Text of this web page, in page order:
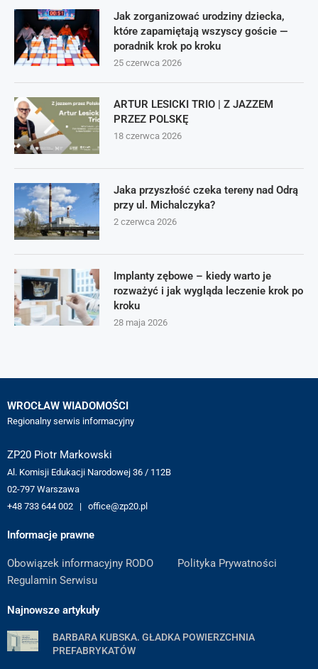
Jak zorganizować urodziny dziecka,
które zapamiętają wszyscy goście —
poradnik krok po kroku
25 czerwca 2026
ARTUR LESICKI TRIO | Z JAZZEM
PRZEZ POLSKĘ
18 czerwca 2026
Jaka przyszłość czeka tereny nad Odrą
przy ul. Michalczyka?
2 czerwca 2026
Implanty zębowe – kiedy warto je
rozważyć i jak wygląda leczenie krok po
kroku
28 maja 2026
WROCŁAW WIADOMOŚCI
Regionalny serwis informacyjny
ZP20 Piotr Markowski
Al. Komisji Edukacji Narodowej 36 / 112B
02-797 Warszawa
+48 733 644 002 | office@zp20.pl
Informacje prawne
Obowiązek informacyjny RODO
Polityka Prywatności
Regulamin Serwisu
Najnowsze artykuły
BARBARA KUBSKA. GŁADKA POWIERZCHNIA
PREFABRYKATÓW